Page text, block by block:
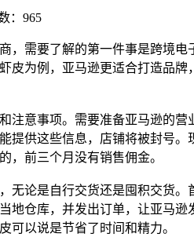
：965
，需要了解的第一件事是跨境电
皮为例，亚马逊更适合打造品
注意事项。需要准备亚马逊的
提供这些信息，店铺将被封号
，前三个月没有销售佣金。
无论是自行交货还是囤积交货
地仓库，并发出订单，让亚马逊
可以说是节省了时间和精力。